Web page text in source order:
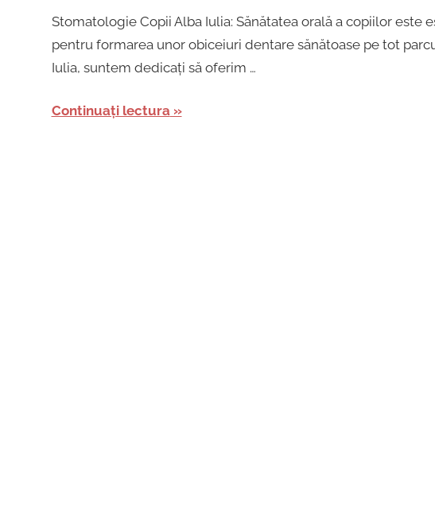
Stomatologie Copii Alba Iulia: Sănătatea orală a copiilor este
pentru formarea unor obiceiuri dentare sănătoase pe tot
Iulia, suntem dedicați să oferim …
Continuați lectura